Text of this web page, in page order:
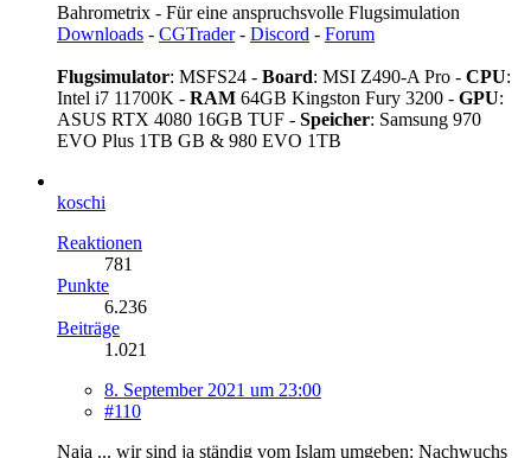
Bahrometrix - Für eine anspruchsvolle Flugsimulation
Downloads - CGTrader- Discord - Forum
Flugsimulator: MSFS24 - Board: MSI Z490-A Pro - CPU:
Intel i7 11700K - RAM 64GB Kingston Fury 3200 - GPU:
ASUS RTX 4080 16GB TUF - Speicher: Samsung 970
EVO Plus 1TB GB & 980 EVO 1TB
koschi
Reaktionen
781
Punkte
6.236
Beiträge
1.021
8. September 2021 um 23:00
#110
Naja ... wir sind ja ständig vom Islam umgeben: Nachwuchs